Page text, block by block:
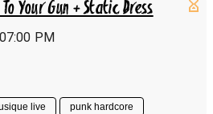
Your Gun + Static Dress
PM
live punk hardcore